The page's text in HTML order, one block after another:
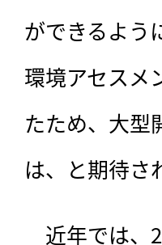
ができるよう
環境アセスメ
たため、大型
は、と期待さ
近年では、